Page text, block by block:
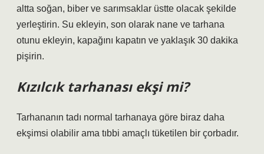
altta soğan, biber ve sarımsaklar üstte olacak şekilde
yerleştirin. Su ekleyin, son olarak nane ve tarhana
otunu ekleyin, kapağını kapatın ve yaklaşık 30 dakika
pişirin.
Kızılcık tarhanası ekşi mi?
Tarhananın tadı normal tarhanaya göre biraz daha
ekşimsi olabilir ama tıbbi amaçlı tüketilen bir çorbadır.